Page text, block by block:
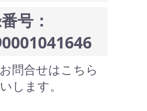
号：
問合せはこちら
します。